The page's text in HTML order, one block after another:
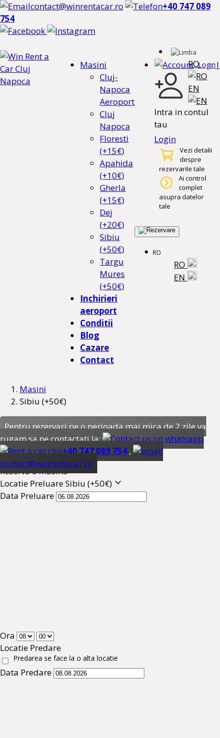
contact@winrentacar.ro
+40 747 089
754
RO
EN
Masini
Cluj-
Napoca
Aeroport
Cluj
Napoca
Floresti
(+15€)
Apahida
(+10€)
Gherla
(+15€)
Dej
(+20€)
Sibiu
(+50€)
Targu
Mures
(+50€)
Inchirieri
aeroport
Conditii
Blog
Cazare
Contact
Login |
Intra in contul
tau
Login
Vezi detalii
despre
rezervarile tale
Ai control
complet
asupra datelor
tale
RO
RO
EN
Masini
Sibiu (+50€)
Pentru rezervari pe o perioada mai mica de 2 zile va
rugam sa ne contactati la:
+40 747 089 754 ,
contact@winrentacar.ro
Rezerva o masina
Locatie PreluareSibiu (+50€)
Data Preluare
Ora
Locatie Predare
Predarea se face la o alta locatie
Data Predare